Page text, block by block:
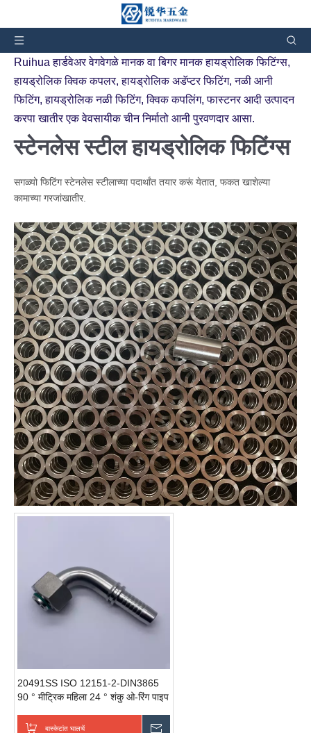
उत्पाद » स्टेनलेस स्टील हायड्रोलिक फिटिंग्स
Ruihua हार्डवेअर वेगवेगळे मानक वा बिगर मानक हायड्रोलिक फिटिंग्स,
हायड्रोलिक क्विक कपलर, हायड्रोलिक अडॅप्टर फिटिंग, नळी आनी
फिटिंग, हायड्रोलिक नळी फिटिंग, क्विक कपलिंग, फास्टनर आदी उत्पादन
करपा खातीर एक वेवसायीक चीन निर्मातो आनी पुरवणदार आसा.
स्टेनलेस स्टील हायड्रोलिक फिटिंग्स
सगळ्यो फिटिंग स्टेनलेस स्टीलाच्या पदार्थांत तयार करूं येतात, फकत खाशेल्या
कामाच्या गरजांखातीर.
20491SS ISO 12151-2-DIN3865
90 ° मीट्रिक महिला 24 ° शंकु ओ-रिंग पाइप
जोड़ी
बास्केटांत घालचें